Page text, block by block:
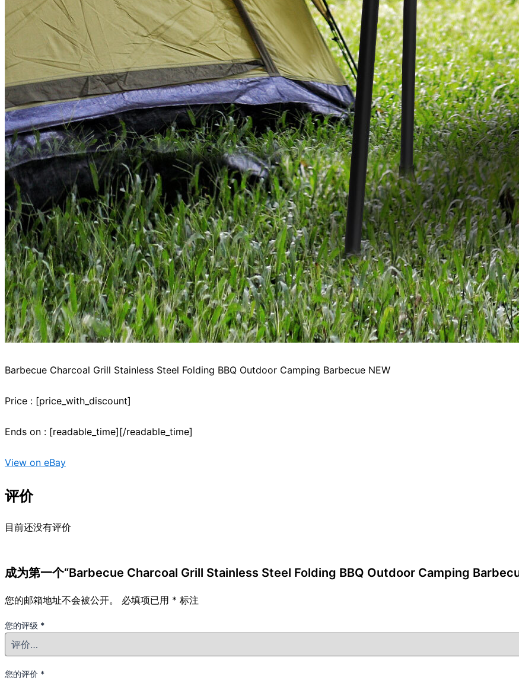
Barbecue Charcoal Grill Stainless Steel Folding BBQ Outdoor Camping Barbecue NEW
Price : [price_with_discount]
Ends on : [readable_time][/readable_time]
View on eBay
评价
目前还没有评价
成为第一个“Barbecue Charcoal Grill Stainless Steel Folding BBQ Outdoor Camping
您的邮箱地址不会被公开。 必填项已用 * 标注
您的评级 *
您的评价 *